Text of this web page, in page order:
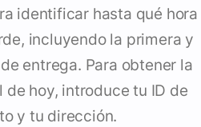
identificar hasta qué hora
incluyendo la primera y
entrega. Para obtener la
hoy, introduce tu ID de
y tu dirección.